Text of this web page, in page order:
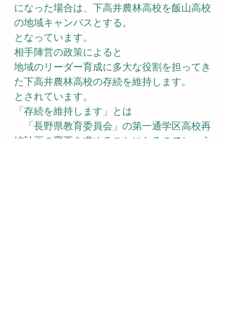
になった場合は、下高井農林高校を飯山高校
の地域キャンパスとする。
となっています。
相手陣営の政策によると
地域のリーダー育成に多大な役割を担ってき
た下高井農林高校の存続を維持します。
とされています。
「存続を維持します」とは
「長野県教育委員会」の第一通学区高校再
編計画の変更を求めることになるのでしょう